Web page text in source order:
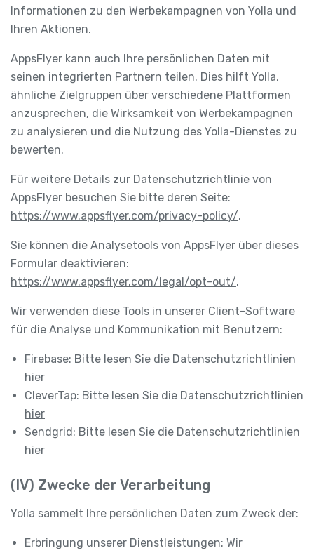
Informationen zu den Werbekampagnen von Yolla und
Ihren Aktionen.
AppsFlyer kann auch Ihre persönlichen Daten mit
seinen integrierten Partnern teilen. Dies hilft Yolla,
ähnliche Zielgruppen über verschiedene Plattformen
anzusprechen, die Wirksamkeit von Werbekampagnen
zu analysieren und die Nutzung des Yolla-Dienstes zu
bewerten.
Für weitere Details zur Datenschutzrichtlinie von
AppsFlyer besuchen Sie bitte deren Seite:
https://www.appsflyer.com/privacy-policy/.
Sie können die Analysetools von AppsFlyer über dieses
Formular deaktivieren:
https://www.appsflyer.com/legal/opt-out/.
Wir verwenden diese Tools in unserer Client-Software
für die Analyse und Kommunikation mit Benutzern:
Firebase: Bitte lesen Sie die Datenschutzrichtlinien
hier
CleverTap: Bitte lesen Sie die Datenschutzrichtlinien
hier
Sendgrid: Bitte lesen Sie die Datenschutzrichtlinien
hier
(IV) Zwecke der Verarbeitung
Yolla sammelt Ihre persönlichen Daten zum Zweck der:
Erbringung unserer Dienstleistungen: Wir